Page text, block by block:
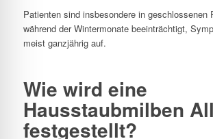
Patienten sind insbesondere in geschlossenen
während der Wintermonate beeinträchtigt,
meist ganzjährig auf.
Wie wird eine
Hausstaubmilben
festgestellt?